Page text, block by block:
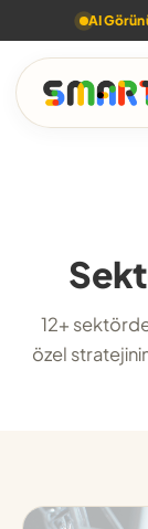
AI
12+
özel